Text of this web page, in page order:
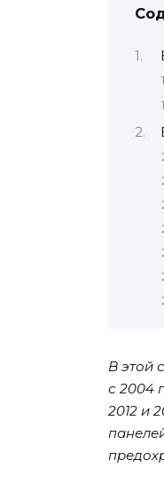
В этой
с 2004
2012 и